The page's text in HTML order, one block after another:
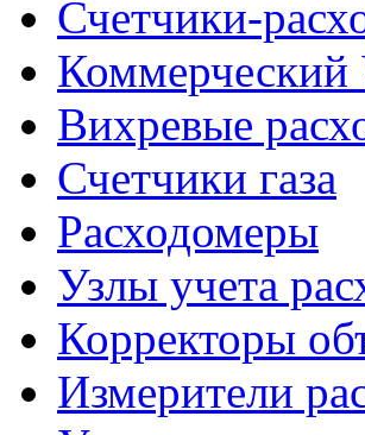
Счетчики-
Коммерческий
Вихревые
Счетчики газа
Расходомеры
Узлы учета
Корректоры
Измерители